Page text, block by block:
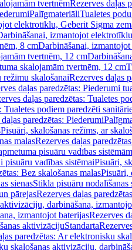
tvertnēmRezerves daļas
PalīgmateriāliTualetes
elektrotīklu, Geberit Sigma
izmantojot
8 cmDarbināšanai,
tvertnēm, 12 cm
skalojamām tvertnēm, 12 cm
skalošanaiRezerves daļas
daļas paredzētas: Piederumi
daļas paredzētas: Tualetes
Tualetes podiem paredzēti
paredzētas: Piederumi
Pisuāri, skalošanas režīms, ar
malasRezerves daļas
pisuāru vadības sistēmām
pisuāru vadības sistēmaiPisuāri,
Bez skalošanas malasPisuāri,
sienasStikla pisuāru nodalīšanas
pārejasRezerves daļas
darbināšana,
izmantojot baterijasRezerves
aktivizācijuStandarta
paredzētas: Ar elektronisku
skalošanas aktivizāciju,